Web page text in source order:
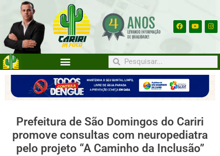
Prefeitura de São Domingos do Cariri
promove consultas com neuropediatra
pelo projeto “A Caminho da Inclusão”